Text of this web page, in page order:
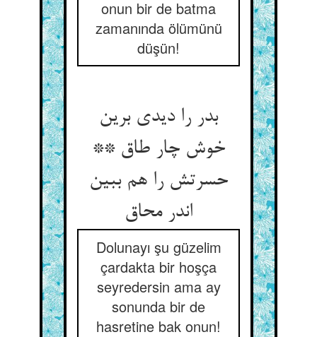
onun bir de batma
zamanında ölümünü
düşün!
بدر را دیدی برین
خوش چار طاق **
حسرتش را هم ببین
اندر محاق
Dolunayı şu güzelim
çardakta bir hoşça
seyredersin ama ay
sonunda bir de
hasretine bak onun!